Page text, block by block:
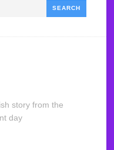
story from the
day